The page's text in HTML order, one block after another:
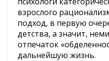
взрослого
подход, в первую
детства, а значит,
отпечаток
дальнейшую жизнь.